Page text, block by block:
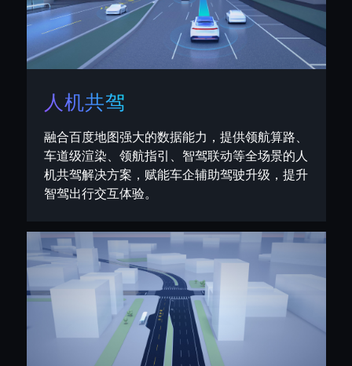
人机共驾
融合百度地图强大的数据能力，提供领航算路、
车道级渲染、领航指引、智驾联动等全场景的人
机共驾解决方案，赋能车企辅助驾驶升级，提升
智驾出行交互体验。